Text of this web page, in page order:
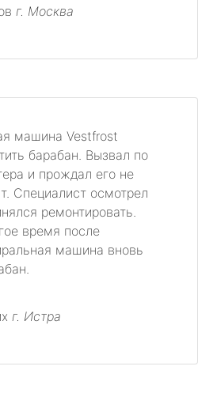
г. Москва
машина Vestfrost
барабан. Вызвал по
и прождал его не
Специалист осмотрел
ремонтировать.
время после
машина вновь
г. Истра